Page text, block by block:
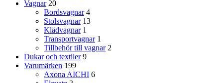
Vagnar 20
Bordsvagnar 4
Stolsvagnar 13
Klädvagnar 1
Transportvagnar 1
Tillbehör till vagnar 2
Dukar och textiler 9
Varumärken 199
Axona AICHI 6